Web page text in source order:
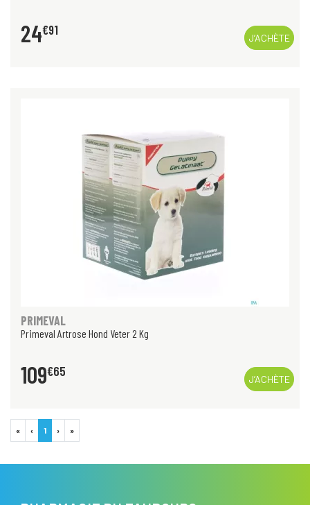
24€91
J’ACHÈTE
PRIMEVAL
Primeval Artrose Hond Veter 2 Kg
109€65
J’ACHÈTE
« ‹ 1 › »